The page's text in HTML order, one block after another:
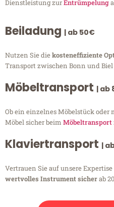
Dienstleistung zurEntrümpelung
Beiladung | ab 50€
Nutzen Sie diekosteneffiziente
Transport zwischen Bonn und Biel
Möbeltransport | ab
Ob ein einzelnes Möbelstück
Möbel sicher beim Möbeltransport
Klaviertransport |
Vertrauen Sie auf unsere
wertvolles Instrument sicherab